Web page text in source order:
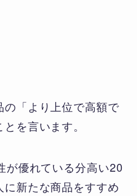
「より上位で高額で
を言います。
が優れている分高い20
新たな商品をすすめ